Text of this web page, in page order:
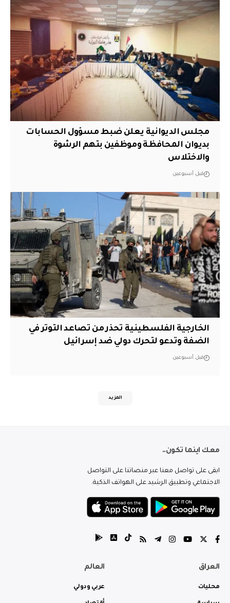
مجلس الديوانية يعلن ضبط مسؤول الحسابات
بديوان المحافظة وموظفين بتهم الرشوة
والاختلاس
قبل أسبوعين
الخارجية الفلسطينية تحذر من تصاعد التوتر في
الضفة وتدعو لتحرك دولي ضد إسرائيل
قبل أسبوعين
المزيد
معك اينما تكون..
ابقى على تواصل معنا عبر منصاتنا على التواصل
الاجتماعي وتطبيق الرشيد على الهواتف الذكية.
العراق
محليات
العالم
عربي ودولي